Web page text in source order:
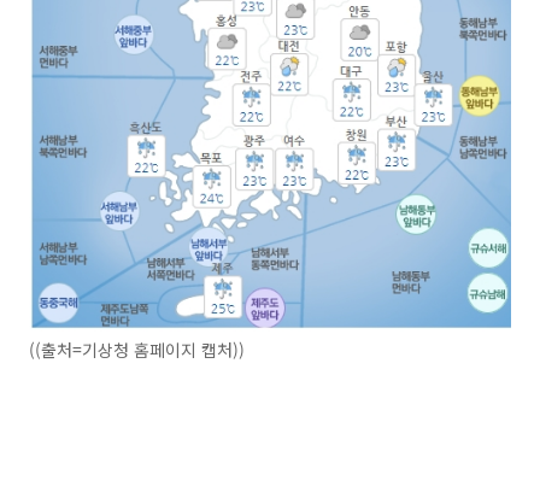
((출처=기상청 홈페이지 캡처))